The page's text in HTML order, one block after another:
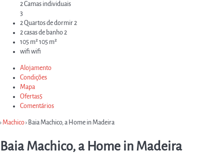
2 Camas individuais
3
2 Quartos de dormir2
2 casas de banho2
105 m²105 m²
wifi wifi
Alojamento
Condições
Mapa
Ofertas5
Comentários
›Machico› Baia Machico, a Home in Madeira
Baia Machico, a Home in Madeira